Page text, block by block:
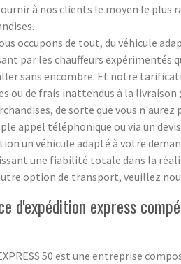
à nos clients le moyen le plus
occupons de tout, du véhicule
par les chauffeurs
sans encombre. Et notre
ou de frais inattendus à la
de sorte que vous n'aurez
appel téléphonique ou via un
un véhicule adapté à votre
une fiabilité totale dans la
option de transport, veuillez
d'expédition express
50 est une entreprise